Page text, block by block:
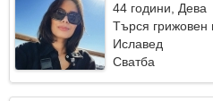
44 години, Дева
Търся грижовен
Иславед
Сватба